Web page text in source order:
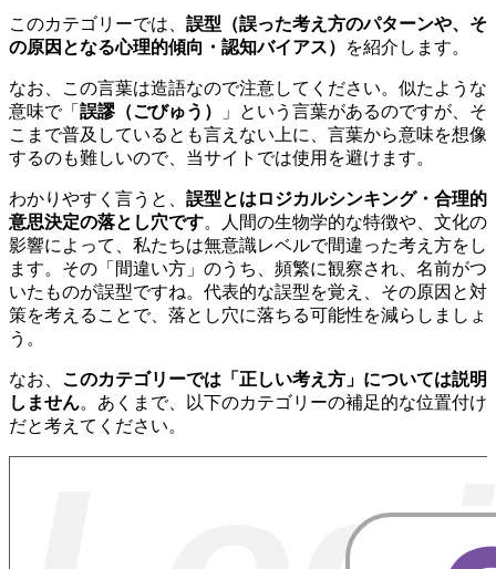
このカテゴリーでは、 誤型（誤った考え方のパターンや、そ
の原因となる心理的傾向・認知バイアス）
を紹介します。
なお、この言葉は造語なので注意してください。似たような
意味で「 誤謬（ごびゅう）
」という言葉があるのですが、そ
こまで普及しているとも言えない上に、言葉から意味を想像
するのも難しいので、当サイトでは使用を避けます。
わかりやすく言うと、 誤型とはロジカルシンキング・合理的
意思決定の落とし穴です。人間の生物学的な特徴や、文化の
影響によって、私たちは無意識レベルで間違った考え方をし
ます。その「間違い方」のうち、頻繁に観察され、名前がつ
いたものが誤型ですね。代表的な誤型を覚え、その原因と対
策を考えることで、落とし穴に落ちる可能性を減らしましょ
う。
なお、 このカテゴリーでは「正しい考え方」については説明
しません。あくまで、以下のカテゴリーの補足的な位置付け
だと考えてください。